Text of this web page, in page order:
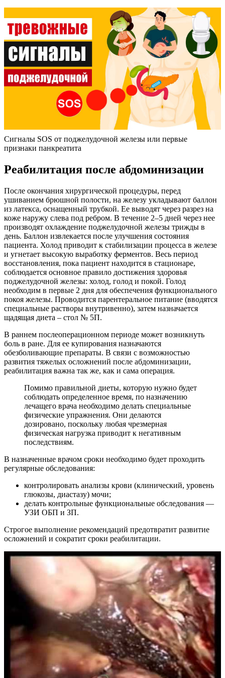
Сигналы SOS от поджелудочной железы или первые
признаки панкреатита
Реабилитация после абдоминизации
После окончания хирургической процедуры, перед
ушиванием брюшной полости, на железу укладывают баллон
из латекса, оснащенный трубкой. Ее выводят через разрез на
коже наружу слева под ребром. В течение 2–5 дней через нее
производят охлаждение поджелудочной железы трижды в
день. Баллон извлекается после улучшения состояния
пациента. Холод приводит к стабилизации процесса в железе
и угнетает высокую выработку ферментов. Весь период
восстановления, пока пациент находится в стационаре,
соблюдается основное правило достижения здоровья
поджелудочной железы: холод, голод и покой. Голод
необходим в первые 2 дня для обеспечения функционального
покоя железы. Проводится парентеральное питание (вводятся
специальные растворы внутривенно), затем назначается
щадящая диета – стол № 5П.
В раннем послеоперационном периоде может возникнуть
боль в ране. Для ее купирования назначаются
обезболивающие препараты. В связи с возможностью
развития тяжелых осложнений после абдоминизации,
реабилитация важна так же, как и сама операция.
Помимо правильной диеты, которую нужно будет
соблюдать определенное время, по назначению
лечащего врача необходимо делать специальные
физические упражнения. Они делаются
дозировано, поскольку любая чрезмерная
физическая нагрузка приводит к негативным
последствиям.
В назначенные врачом сроки необходимо будет проходить
регулярные обследования:
контролировать анализы крови (клинический, уровень
глюкозы, диастазу) мочи;
делать контрольные функциональные обследования —
УЗИ ОБП и ЗП.
Строгое выполнение рекомендаций предотвратит развитие
осложнений и сократит сроки реабилитации.